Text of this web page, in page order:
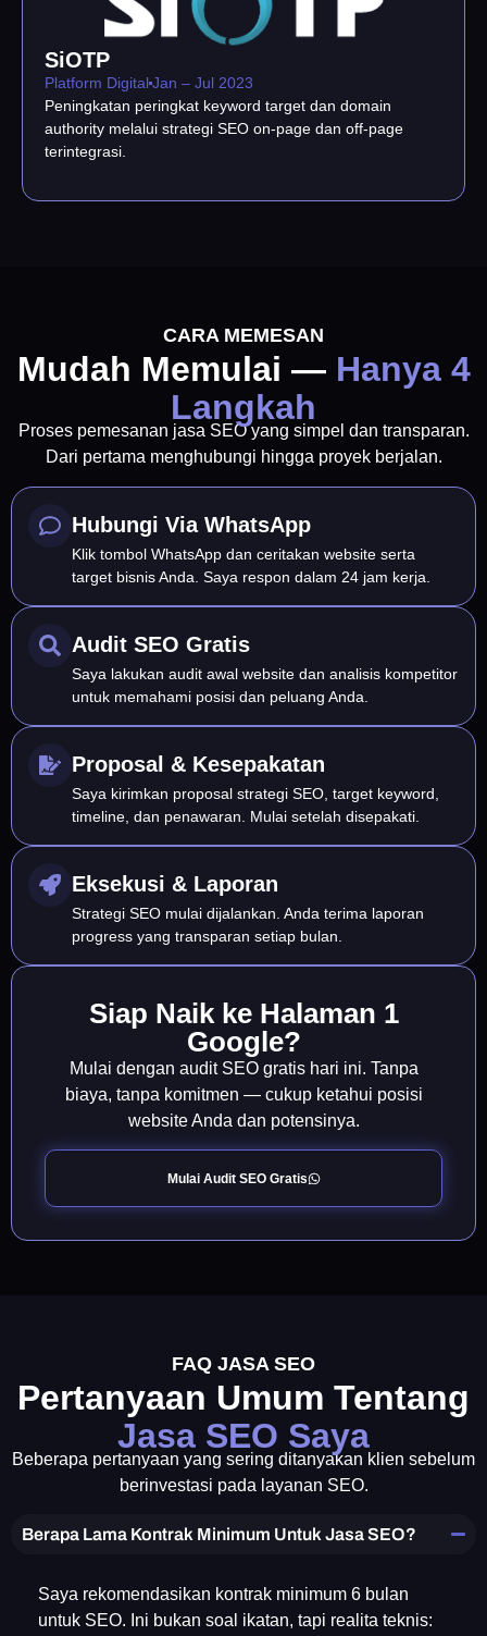
SiOTP
Platform DigitalJan – Jul 2023
Peningkatan peringkat keyword target dan domain
authority melalui strategi SEO on-page dan off-page
terintegrasi.
CARA MEMESAN
Mudah Memulai — Hanya 4
Langkah
Proses pemesanan jasa SEO yang simpel dan transparan.
Dari pertama menghubungi hingga proyek berjalan.
Hubungi Via WhatsApp
Klik tombol WhatsApp dan ceritakan website serta
target bisnis Anda. Saya respon dalam 24 jam kerja.
Audit SEO Gratis
Saya lakukan audit awal website dan analisis kompetitor
untuk memahami posisi dan peluang Anda.
Proposal & Kesepakatan
Saya kirimkan proposal strategi SEO, target keyword,
timeline, dan penawaran. Mulai setelah disepakati.
Eksekusi & Laporan
Strategi SEO mulai dijalankan. Anda terima laporan
progress yang transparan setiap bulan.
Siap Naik ke Halaman 1
Google?
Mulai dengan audit SEO gratis hari ini. Tanpa
biaya, tanpa komitmen — cukup ketahui posisi
website Anda dan potensinya.
Mulai Audit SEO Gratis
FAQ JASA SEO
Pertanyaan Umum Tentang
Jasa SEO Saya
Beberapa pertanyaan yang sering ditanyakan klien sebelum
berinvestasi pada layanan SEO.
Berapa Lama Kontrak Minimum Untuk Jasa SEO?
Saya rekomendasikan kontrak minimum 6 bulan
untuk SEO. Ini bukan soal ikatan, tapi realita teknis: